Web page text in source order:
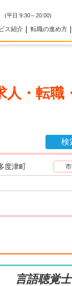
(平日 9:30～20:00)
ス紹介 転職の進め方
人・転職
検
度津町
言語聴覚士